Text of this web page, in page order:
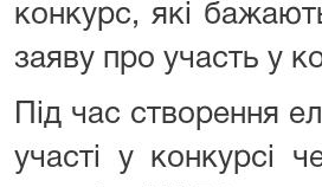
конкурс, які
заяву про участь у
Під час створення
участі у конкурсі